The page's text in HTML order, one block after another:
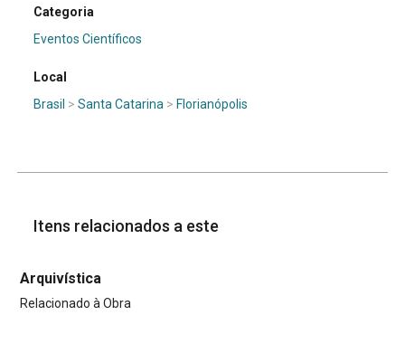
Categoria
Eventos Científicos
Local
Brasil >Santa Catarina > Florianópolis
Itens relacionados a este
Arquivística
Relacionado à Obra